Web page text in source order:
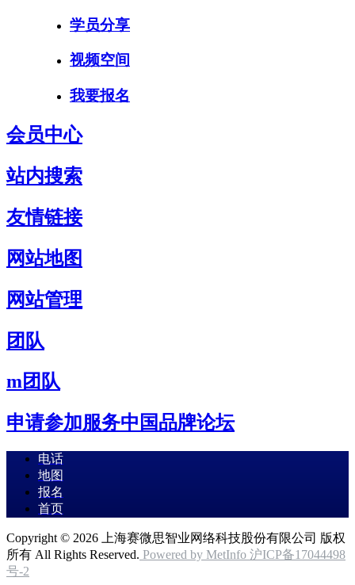
学员分享
视频空间
我要报名
会员中心
站内搜索
友情链接
网站地图
网站管理
团队
m团队
申请参加服务中国品牌论坛
电话
地图
报名
首页
Copyright © 2026 上海赛微思智业网络科技股份有限公司 版权
所有 All Rights Reserved. Powered by MetInfo 沪ICP备17044498
号-2